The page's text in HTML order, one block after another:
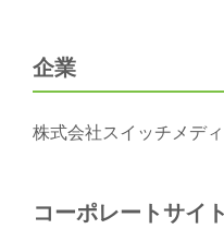
企業
株式会社スイッチメデ
コーポレートサイト